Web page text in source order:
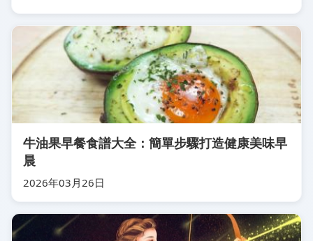
牛油果早餐食譜大全：簡單步驟打造健康美味早
晨
2026年03月26日